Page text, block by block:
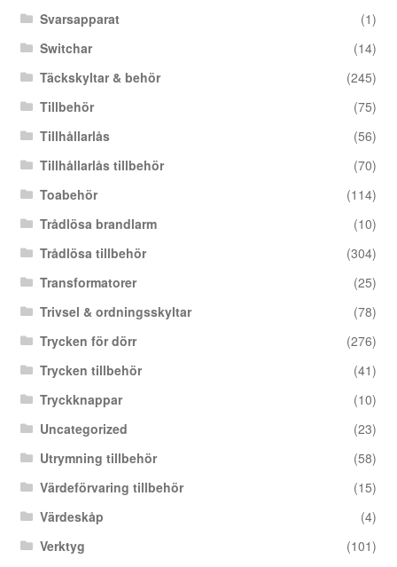
Svarsapparat
(1)
Switchar
(14)
Täckskyltar & behör
(245)
Tillbehör
(75)
Tillhållarlås
(56)
Tillhållarlås tillbehör
(70)
Toabehör
(114)
Trådlösa brandlarm
(10)
Trådlösa tillbehör
(304)
Transformatorer
(25)
Trivsel & ordningsskyltar
(78)
Trycken för dörr
(276)
Trycken tillbehör
(41)
Tryckknappar
(10)
Uncategorized
(23)
Utrymning tillbehör
(58)
Värdeförvaring tillbehör
(15)
Värdeskåp
(4)
Verktyg
(101)